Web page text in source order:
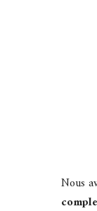
Nous